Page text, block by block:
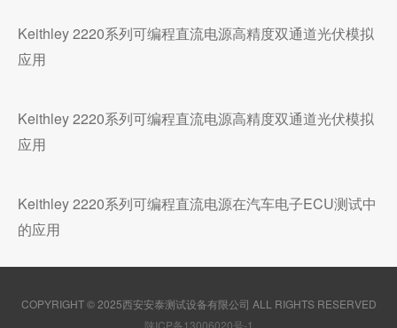
Keithley 2220系列可编程直流电源高精度双通道光伏模拟
应用
Keithley 2220系列可编程直流电源高精度双通道光伏模拟
应用
Keithley 2220系列可编程直流电源在汽车电子ECU测试中
的应用
COPYRIGHT © 2025西安安泰测试设备有限公司 ALL RIGHTS RESERVED